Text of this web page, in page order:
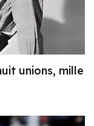
unions, mille